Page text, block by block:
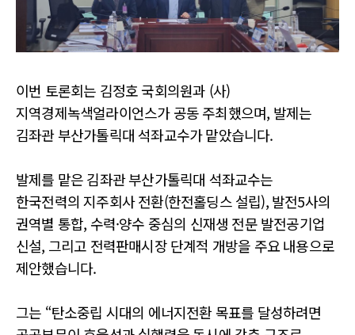
이번 토론회는 김정호 국회의원과 (사)
지역경제녹색얼라이언스가 공동 주최했으며, 발제는
김좌관 부산가톨릭대 석좌교수가 맡았습니다.
발제를 맡은 김좌관 부산가톨릭대 석좌교수는
한국전력의 지주회사 전환(한전홀딩스 설립), 발전5사의
권역별 통합, 수력·양수 중심의 신재생 전문 발전공기업
신설, 그리고 전력판매시장 단계적 개방을 주요 내용으로
제안했습니다.
그는 “탄소중립 시대의 에너지전환 목표를 달성하려면